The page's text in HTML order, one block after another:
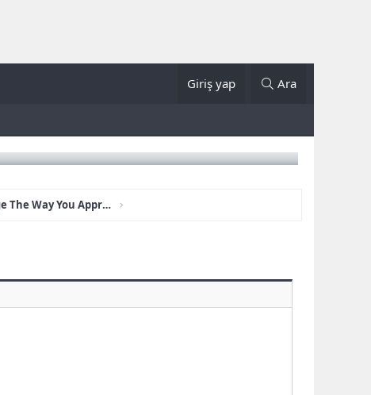
Giriş yap Ara
How 6 Things Will Change The Way You Approach Bioheal Cbd Gummies